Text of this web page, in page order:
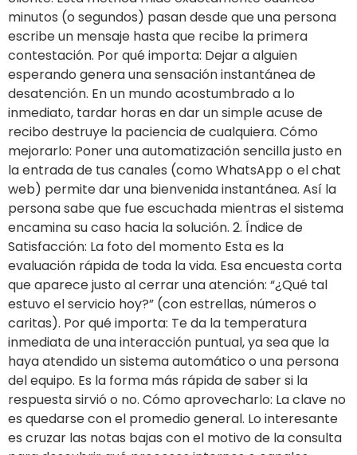
minutos (o segundos) pasan desde que una persona
escribe un mensaje hasta que recibe la primera
contestación. Por qué importa: Dejar a alguien
esperando genera una sensación instantánea de
desatención. En un mundo acostumbrado a lo
inmediato, tardar horas en dar un simple acuse de
recibo destruye la paciencia de cualquiera. Cómo
mejorarlo: Poner una automatización sencilla justo en
la entrada de tus canales (como WhatsApp o el chat
web) permite dar una bienvenida instantánea. Así la
persona sabe que fue escuchada mientras el sistema
encamina su caso hacia la solución. 2. Índice de
Satisfacción: La foto del momento Esta es la
evaluación rápida de toda la vida. Esa encuesta corta
que aparece justo al cerrar una atención: “¿Qué tal
estuvo el servicio hoy?” (con estrellas, números o
caritas). Por qué importa: Te da la temperatura
inmediata de una interacción puntual, ya sea que la
haya atendido un sistema automático o una persona
del equipo. Es la forma más rápida de saber si la
respuesta sirvió o no. Cómo aprovecharlo: La clave no
es quedarse con el promedio general. Lo interesante
es cruzar las notas bajas con el motivo de la consulta